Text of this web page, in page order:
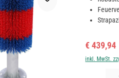
€ 439,94
inkl. MwSt.
Produkt